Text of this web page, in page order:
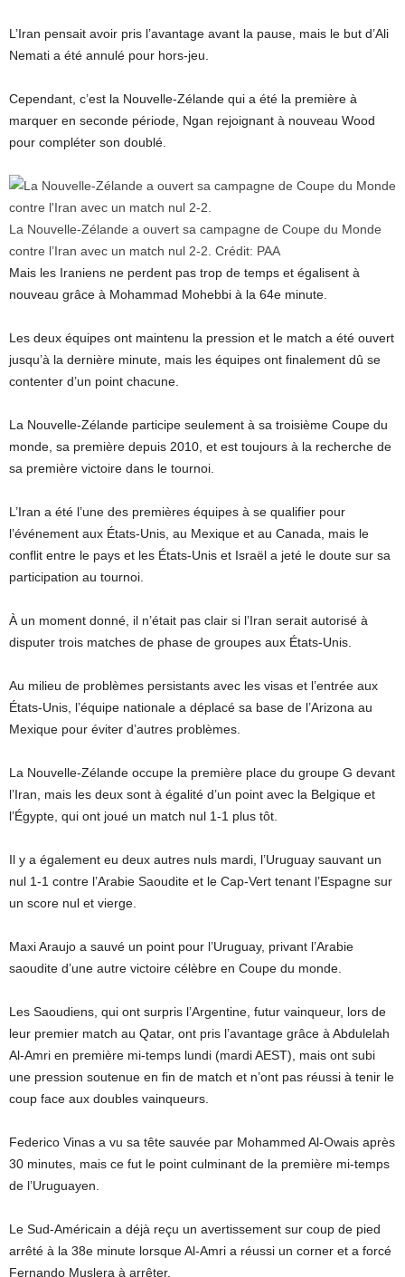
L’Iran pensait avoir pris l’avantage avant la pause, mais le but d’Ali
Nemati a été annulé pour hors-jeu.
Cependant, c’est la Nouvelle-Zélande qui a été la première à
marquer en seconde période, Ngan rejoignant à nouveau Wood
pour compléter son doublé.
La Nouvelle-Zélande a ouvert sa campagne de Coupe du Monde
contre l’Iran avec un match nul 2-2. Crédit: PAA
Mais les Iraniens ne perdent pas trop de temps et égalisent à
nouveau grâce à Mohammad Mohebbi à la 64e minute.
Les deux équipes ont maintenu la pression et le match a été ouvert
jusqu’à la dernière minute, mais les équipes ont finalement dû se
contenter d’un point chacune.
La Nouvelle-Zélande participe seulement à sa troisième Coupe du
monde, sa première depuis 2010, et est toujours à la recherche de
sa première victoire dans le tournoi.
L’Iran a été l’une des premières équipes à se qualifier pour
l’événement aux États-Unis, au Mexique et au Canada, mais le
conflit entre le pays et les États-Unis et Israël a jeté le doute sur sa
participation au tournoi.
À un moment donné, il n’était pas clair si l’Iran serait autorisé à
disputer trois matches de phase de groupes aux États-Unis.
Au milieu de problèmes persistants avec les visas et l’entrée aux
États-Unis, l’équipe nationale a déplacé sa base de l’Arizona au
Mexique pour éviter d’autres problèmes.
La Nouvelle-Zélande occupe la première place du groupe G devant
l’Iran, mais les deux sont à égalité d’un point avec la Belgique et
l’Égypte, qui ont joué un match nul 1-1 plus tôt.
Il y a également eu deux autres nuls mardi, l’Uruguay sauvant un
nul 1-1 contre l’Arabie Saoudite et le Cap-Vert tenant l’Espagne sur
un score nul et vierge.
Maxi Araujo a sauvé un point pour l’Uruguay, privant l’Arabie
saoudite d’une autre victoire célèbre en Coupe du monde.
Les Saoudiens, qui ont surpris l’Argentine, futur vainqueur, lors de
leur premier match au Qatar, ont pris l’avantage grâce à Abdulelah
Al-Amri en première mi-temps lundi (mardi AEST), mais ont subi
une pression soutenue en fin de match et n’ont pas réussi à tenir le
coup face aux doubles vainqueurs.
Federico Vinas a vu sa tête sauvée par Mohammed Al-Owais après
30 minutes, mais ce fut le point culminant de la première mi-temps
de l’Uruguayen.
Le Sud-Américain a déjà reçu un avertissement sur coup de pied
arrêté à la 38e minute lorsque Al-Amri a réussi un corner et a forcé
Fernando Muslera à arrêter.